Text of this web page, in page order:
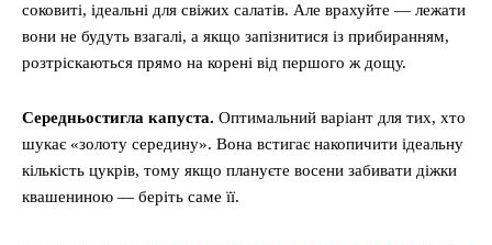
соковиті, ідеальні для свіжих салатів. Але врахуйте — лежати
вони не будуть взагалі, а якщо запізнитися із прибиранням,
розтріскаються прямо на корені від першого ж дощу.
Середньостигла капуста. Оптимальний варіант для тих, хто
шукає «золоту середину». Вона встигає накопичити ідеальну
кількість цукрів, тому якщо плануєте восени забивати діжки
квашениною — беріть саме її.